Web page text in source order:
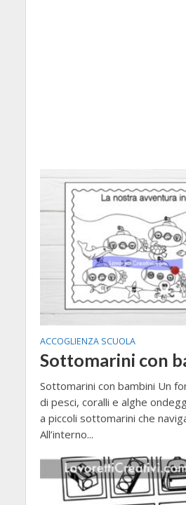
ACCOGLIENZA SCUOLA
Sottomarini con
Sottomarini con bambini Un
di pesci, coralli e alghe
a piccoli sottomarini che
All’interno...